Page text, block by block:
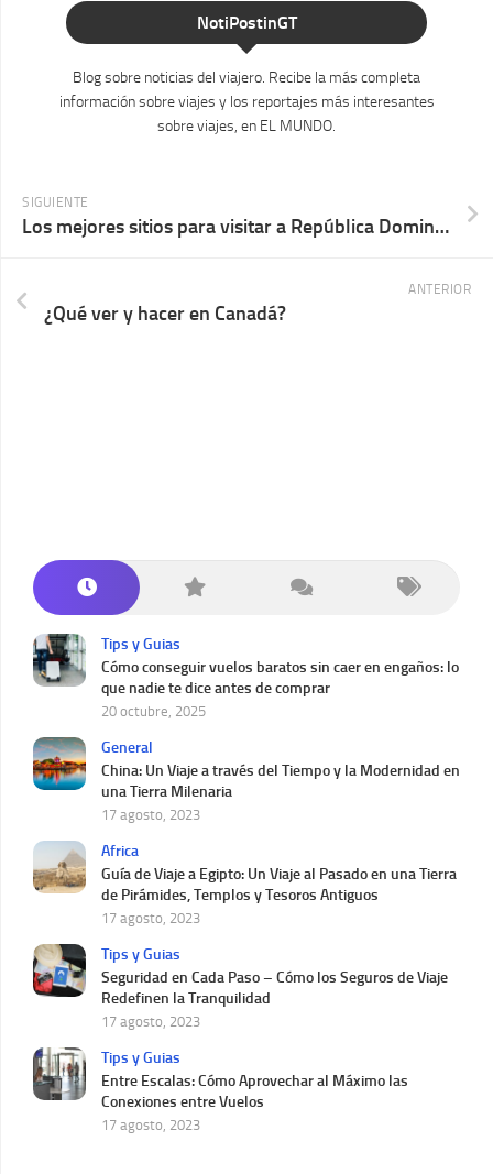
NotiPostinGT
Blog sobre noticias del viajero. Recibe la más completa
información sobre viajes y los reportajes más interesantes
sobre viajes, en EL MUNDO.
SIGUIENTE
Los mejores sitios para visitar a República Dominicana
ANTERIOR
¿Qué ver y hacer en Canadá?
Tips y Guias
Cómo conseguir vuelos baratos sin caer en engaños: lo
que nadie te dice antes de comprar
20 octubre, 2025
General
China: Un Viaje a través del Tiempo y la Modernidad en
una Tierra Milenaria
17 agosto, 2023
Africa
Guía de Viaje a Egipto: Un Viaje al Pasado en una Tierra
de Pirámides, Templos y Tesoros Antiguos
17 agosto, 2023
Tips y Guias
Seguridad en Cada Paso – Cómo los Seguros de Viaje
Redefinen la Tranquilidad
17 agosto, 2023
Tips y Guias
Entre Escalas: Cómo Aprovechar al Máximo las
Conexiones entre Vuelos
17 agosto, 2023